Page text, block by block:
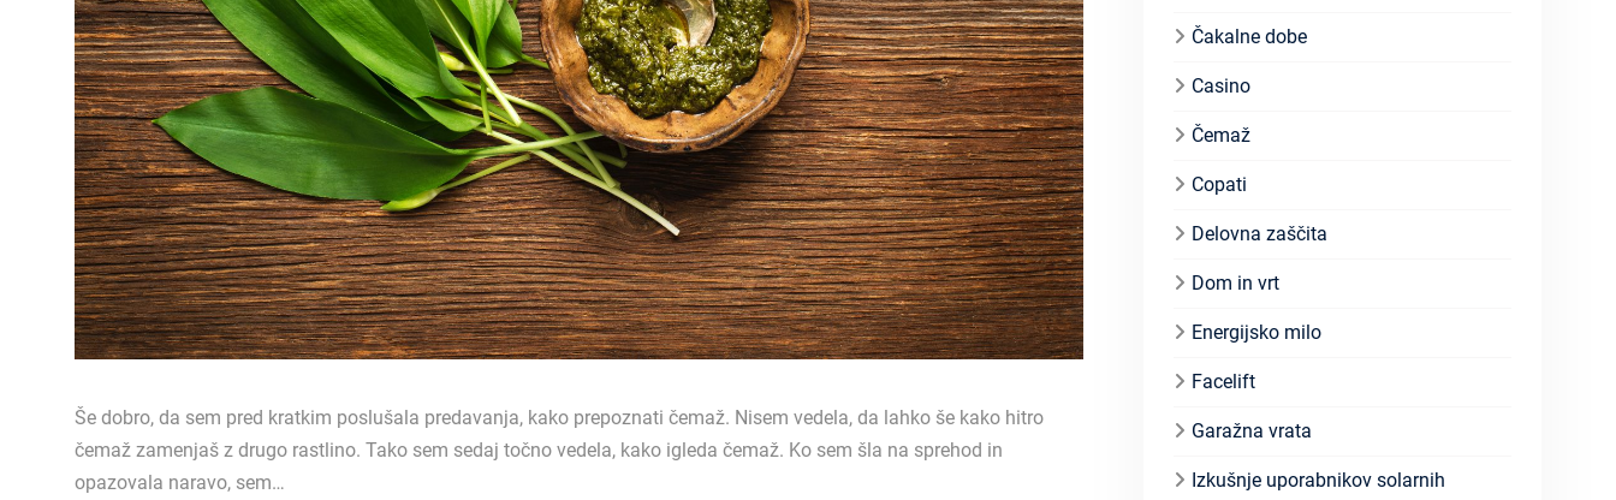
Še dobro, da sem pred kratkim poslušala predavanja, kako prepoznati čemaž. Nisem vedela, da lahko še kako hitro
čemaž zamenjaš z drugo rastlino. Tako sem sedaj točno vedela, kako igleda čemaž. Ko sem šla na sprehod in
opazovala naravo, sem…
Čakalne dobe
Casino
Čemaž
Copati
Delovna zaščita
Dom in vrt
Energijsko milo
Facelift
Garažna vrata
Izkušnje uporabnikov solarnih